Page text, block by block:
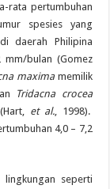
rata pertumbuhan
spesies yang
daerah Philipina
bulan (Gomez
maximamemilik
Tridacna crocea
et al., 1998).
4,0 – 7,2
seperti